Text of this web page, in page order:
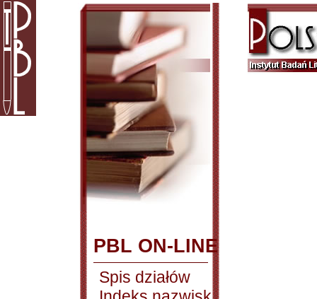
PBL ON-LINE
Spis działów